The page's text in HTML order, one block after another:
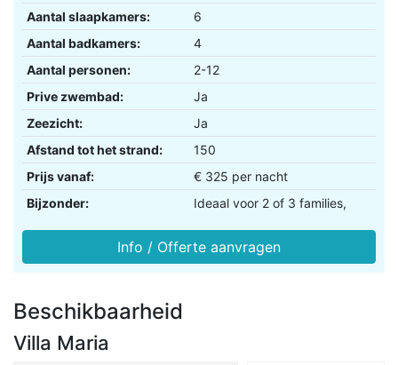
Aantal slaapkamers:
6
Aantal badkamers:
4
Aantal personen:
2-12
Prive zwembad:
Ja
Zeezicht:
Ja
Afstand tot het strand:
150
Prijs vanaf:
€ 325 per nacht
Bijzonder:
Ideaal voor 2 of 3 families,
Info / Offerte aanvragen
Beschikbaarheid
Villa Maria